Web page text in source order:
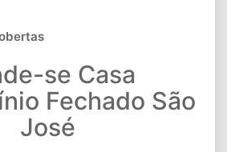
se Casa
Fechado São
José